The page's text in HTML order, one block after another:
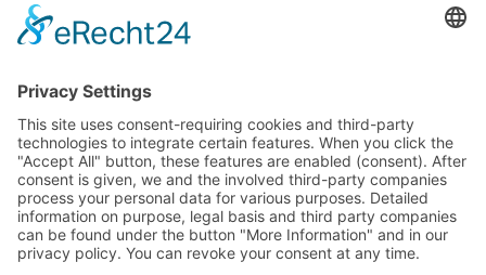
CONTACTO POR FORMULARIO
PRODUCTOS
USUARIOS